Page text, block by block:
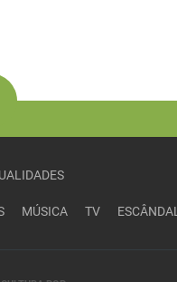
MÚSICA TV